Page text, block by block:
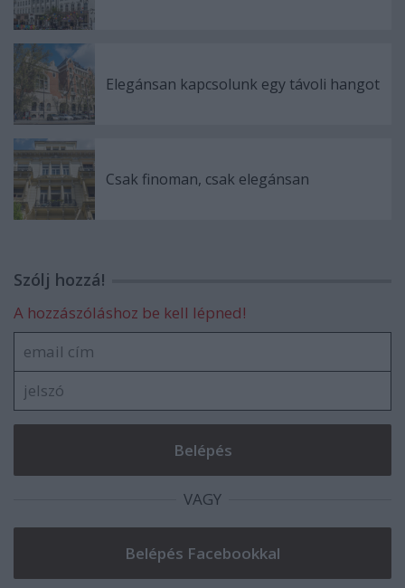
Elegánsan kapcsolunk egy távoli hangot
Csak finoman, csak elegánsan
Szólj hozzá!
A hozzászóláshoz be kell lépned!
VAGY